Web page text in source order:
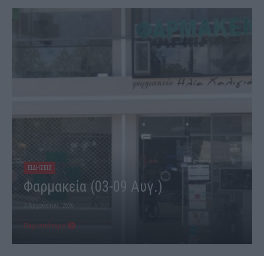
ΕΙΔΗΣΕΙΣ
Φαρμακεία (03-09 Αυγ.)
3 Αυγούστου, 2026
Περισσότερα